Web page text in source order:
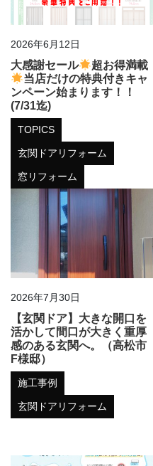
2026年6月12日
大感謝セール
超お得満載
当店だけの特典付きキャ
ンペーン始まります！！
(7/31迄)
TOPICS
玄関ドアリフォーム
窓リフォーム
2026年7月30日
【玄関ドア】大きな開口を
活かして間口が大きく重厚
感のある玄関へ。（高松市
F様邸）
施工事例
玄関ドアリフォーム